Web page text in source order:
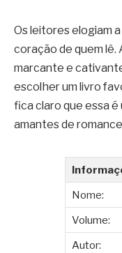
Os leitores elogiam
coração de quem lê.
marcante e
escolher um livro
fica claro que essa é
amantes de
Nome:
Volume:
Autor: